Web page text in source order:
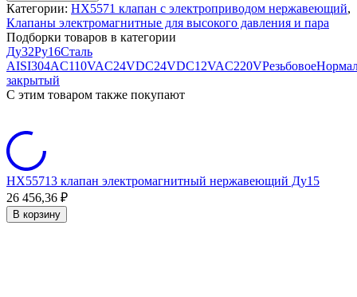
Категории: HX5571 клапан с электроприводом нержавеющий,
Клапаны электромагнитные для высокого давления и пара
Подборки товаров в категории
Ду32Ру16Сталь
AISI304AC110VAC24VDC24VDC12VAC220VРезьбовое
закрытый
C этим товаром также покупают
HX55713 клапан электромагнитный нержавеющий Ду15
26 456,36 ₽
В корзину